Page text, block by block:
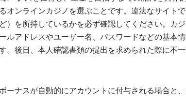
オンラインカジノを選ぶことです。違法なサイト
）を所持しているかを必ず確認してください。カ
ルアドレスやユーザー名、パスワードなどの基本情
。後日、本人確認書類の提出を求められた際に不
ーナスが自動的にアカウントに付与される場合と